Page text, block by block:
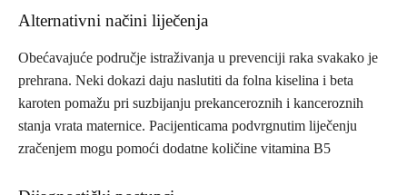
Alternativni načini liječenja
Obećavajuće područje istraživanja u prevenciji raka svakako je
prehrana. Neki dokazi daju naslutiti da folna kiselina i beta
karoten pomažu pri suzbijanju prekanceroznih i kanceroznih
stanja vrata maternice. Pacijenticama podvrgnutim liječenju
zračenjem mogu pomoći dodatne količine vitamina B5